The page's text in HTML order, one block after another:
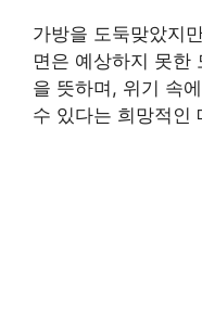
가방을 도둑맞았지
면은 예상하지 못한
을 뜻하며, 위기 속
수 있다는 희망적인